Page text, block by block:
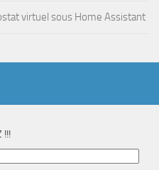
virtuel sous Home Assistant
!!!